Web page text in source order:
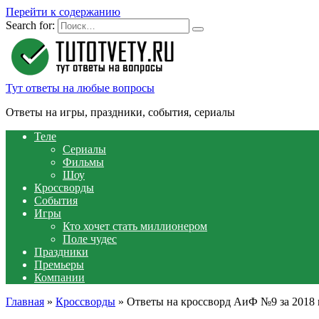
Перейти к содержанию
Search for:
Тут ответы на любые вопросы
Ответы на игры, праздники, события, сериалы
Теле
Сериалы
Фильмы
Шоу
Кроссворды
События
Игры
Кто хочет стать миллионером
Поле чудес
Праздники
Премьеры
Компании
Главная » Кроссворды » Ответы на кроссворд АиФ №9 за 2018